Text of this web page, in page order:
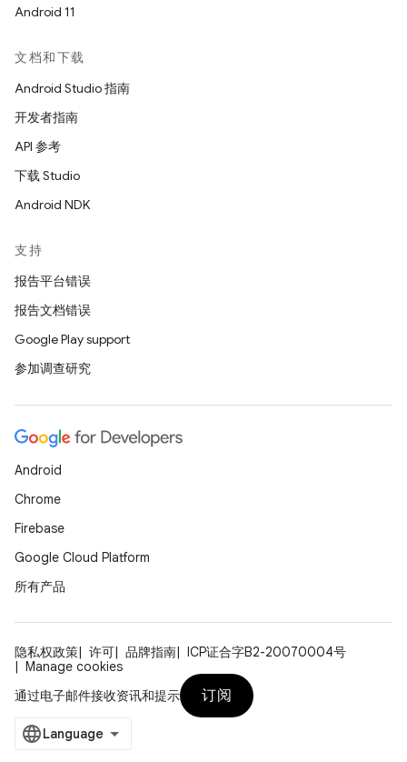
Android 11
文档和下载
Android Studio 指南
开发者指南
API 参考
下载 Studio
Android NDK
支持
报告平台错误
报告文档错误
Google Play support
参加调查研究
Android
Chrome
Firebase
Google Cloud Platform
所有产品
隐私权政策 许可 品牌指南
ICP证合字B2-20070004号
Manage cookies
通过电子邮件接收资讯和提示
订阅